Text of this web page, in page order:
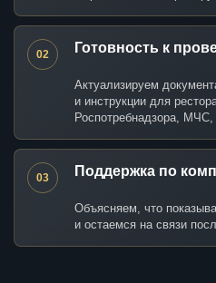
02 Готовность к
Актуализируем
и инструкции для
Роспотребнадзора,
03 Поддержка по
Объясняем, что
и остаемся на связи